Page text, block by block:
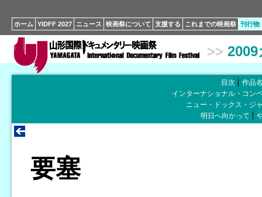
ホーム YIDFF 2027 ニュース 映画祭について 支援する これまでの映画祭 刊行物
>>
目次
作品
インターナショナル・コン
ニュー・ドックス・ジ
明日へ向かって
要塞